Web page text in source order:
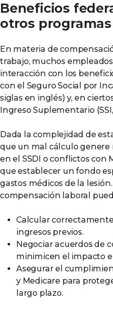
Beneficios
otros programas
En materia de
trabajo, muchos
interacción con los
con el Seguro Social por
siglas en inglés) y, en
Ingreso Suplementario
Dada la complejidad de
que un mal cálculo genere
en el SSDI o conflictos con
que establecer un fondo
gastos médicos de la
compensación laboral
Calcular
ingresos previos.
Negociar acuerdos de
minimicen el impacto
Asegurar el
y Medicare para
largo plazo.